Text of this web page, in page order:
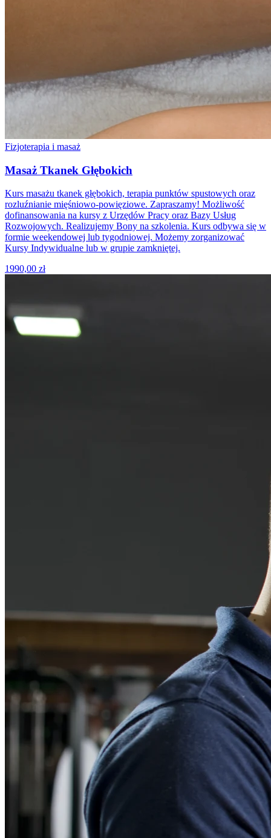
Fizjoterapia i masaż
Masaż Tkanek Głębokich
Kurs masażu tkanek głębokich, terapia punktów spustowych oraz
rozluźnianie mięśniowo-powięziowe. Zapraszamy! Możliwość
dofinansowania na kursy z Urzędów Pracy oraz Bazy Usług
Rozwojowych. Realizujemy Bony na szkolenia. Kurs odbywa się w
formie weekendowej lub tygodniowej. Możemy zorganizować
Kursy Indywidualne lub w grupie zamkniętej.
1990,00 zł